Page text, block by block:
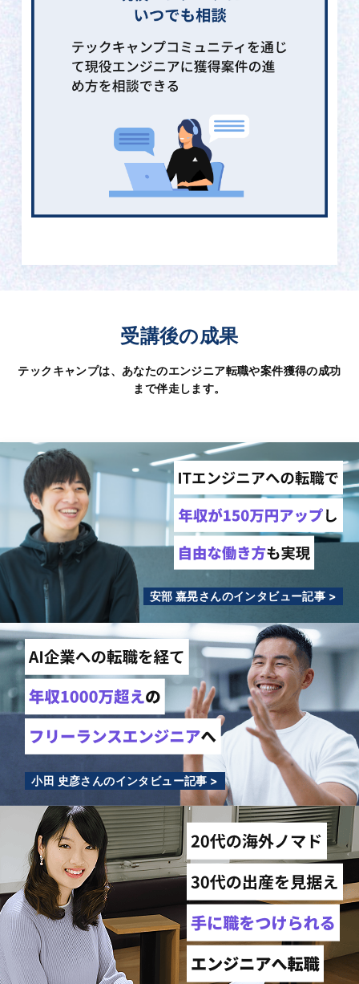
受講後の成果
テックキャンプは、あなたのエンジニア転職や案件獲得の成功
まで伴走します。
安部 嘉晃さんのインタビュー記事 >
小田 史彦さんのインタビュー記事 >